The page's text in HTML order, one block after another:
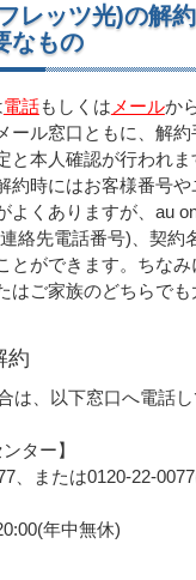
レッツ光)の解
なもの
電話もしくは メールか
ール窓口ともに、解約
と本人確認が行われま
約時にはお客様番号や
よくありますが、au
絡先電話番号)、契約
とができます。ちなみ
はご家族のどちらでも
約
は、以下窓口へ電話
ター】
、または0120-22-
年中無休)